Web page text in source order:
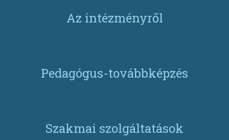
Az intézményről
Pedagógus-továbbképzés
Szakmai szolgáltatások